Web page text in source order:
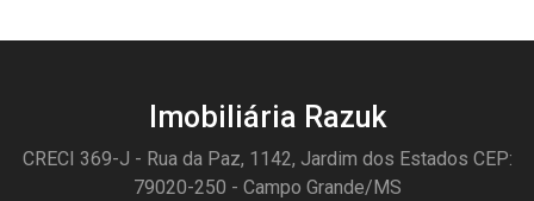
Imobiliária Razuk
CRECI 369-J - Rua da Paz, 1142, Jardim dos Estados CEP:
79020-250 - Campo Grande/MS